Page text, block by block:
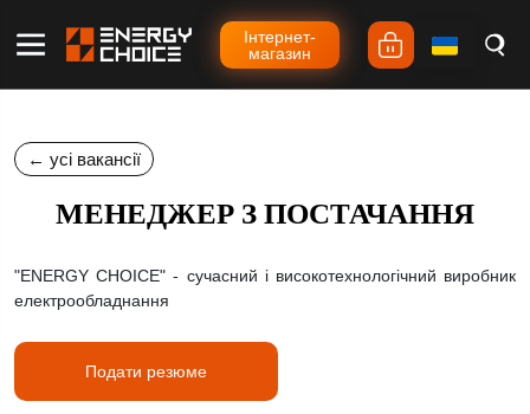
Iнтернет-
магазин
← усі вакансії
МЕНЕДЖЕР З ПОСТАЧАННЯ
"ENERGY CHOICE" - сучасний і високотехнологічний виробник
електрообладнання
Подати резюме